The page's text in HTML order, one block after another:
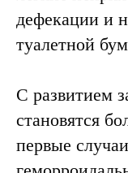
дефекации и
туалетной
С развитием
становятся
первые